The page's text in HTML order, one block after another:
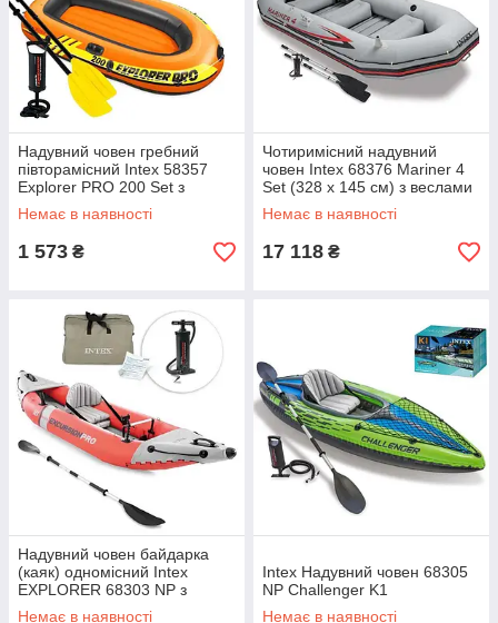
Надувний човен гребний
півторамісний Intex 58357
Explorer PRO 200 Set з
веслами та насосом
(196*102*33 см)
Немає в наявності
1 573 ₴
Чотиримісний надувний
човен Intex 68376 Mariner 4
Set (328 х 145 см) з веслами
та насосом
Немає в наявності
17 118 ₴
Надувний човен байдарка
(каяк) одномісний Intex
EXPLORER 68303 NP з
алюмінієвими віслами та
Немає в наявності
Intex Надувний човен 68305
NP Challenger K1
Немає в наявності